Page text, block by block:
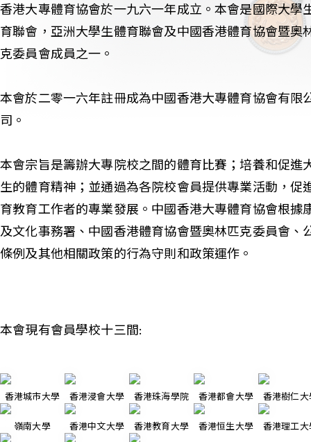
香港大專體育協會於一九六一年成立。本會是國際大學
育聯會，亞洲大學生體育聯會及中國香港體育協會暨奧
克委員會成員之一。
本會於二零一六年註冊成為中國香港大專體育協會有限
司。
本會宗旨是籌辦大專院校之間的體育比賽；培養和促進
生的體育精神；並通過為各院校會員提供專業活動，促
育教育工作者的專業發展。中國香港大專體育協會根據
及文化事務署、中國香港體育協會暨奧林匹克委員會、
條例及其他相關政策的行為守則和政策運作。
本會現有會員學校十三間:
香港城市大學 香港浸會大學 香港珠海學院 香港都會大學 香港樹仁大
嶺南大學 香港中文大學 香港教育大學 香港恒生大學 香港理工大